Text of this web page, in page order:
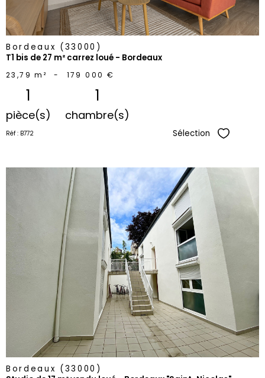
Bordeaux (33000)
T1 bis de 27 m² carrez loué - Bordeaux
23,79 m² - 179 000 €
1
pièce(s)
1
chambre(s)
Réf : B772 Sélection
voir le
bien
Bordeaux (33000)